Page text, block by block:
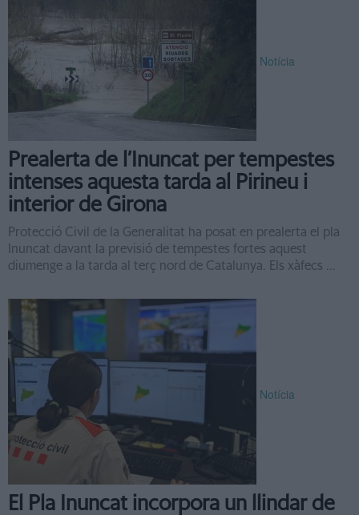
Notícia
Prealerta de l’Inuncat per tempestes
intenses aquesta tarda al Pirineu i
interior de Girona
Protecció Civil de la Generalitat ha posat en prealerta el pla
Inuncat davant la previsió de tempestes fortes aquest
diumenge a la tarda al terç nord de Catalunya. Els xàfecs ...
Notícia
El Pla Inuncat incorpora un llindar de